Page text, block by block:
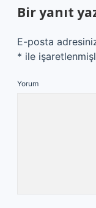
Bir yanıt
E-posta
* ile
Yorum